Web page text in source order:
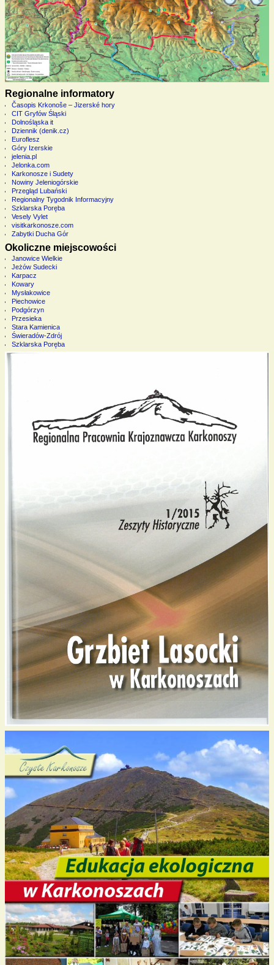
Regionalne informatory
Časopis Krkonoše – Jizerské hory
CIT Gryfów Śląski
Dolnośląska it
Dziennik (denik.cz)
Euroflesz
Góry Izerskie
jelenia.pl
Jelonka.com
Karkonosze i Sudety
Nowiny Jeleniogórskie
Przegląd Lubański
Regionalny Tygodnik Informacyjny
Szklarska Poręba
Vesely Vylet
visitkarkonosze.com
Zabytki Ducha Gór
Okoliczne miejscowości
Janowice Wielkie
Jeżów Sudecki
Karpacz
Kowary
Mysłakowice
Piechowice
Podgórzyn
Przesieka
Stara Kamienica
Świeradów-Zdrój
Szklarska Poręba